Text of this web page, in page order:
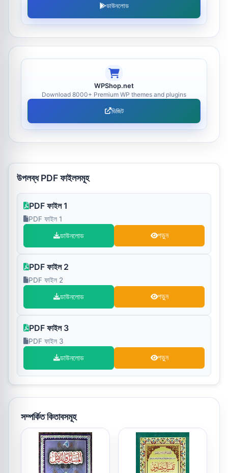
ডাউনলোড
WPShop.net
Download 8000+ Premium WP themes and plugins
ভিজিট
উপলব্ধ PDF ফাইলসমূহ
PDF ফাইল 1
PDF ফাইল 1
ডাউনলোড পড়ুন
PDF ফাইল 2
PDF ফাইল 2
ডাউনলোড পড়ুন
PDF ফাইল 3
PDF ফাইল 3
ডাউনলোড পড়ুন
সম্পর্কিত কিতাবসমূহ